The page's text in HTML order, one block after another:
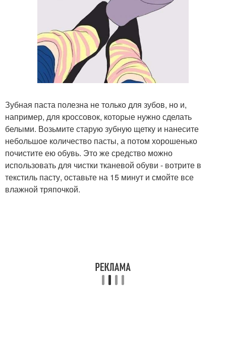
Зубная паста полезна не только для зубов, но и,
например, для кроссовок, которые нужно сделать
белыми. Возьмите старую зубную щетку и нанесите
небольшое количество пасты, а потом хорошенько
почистите ею обувь. Это же средство можно
использовать для чистки тканевой обуви - вотрите в
текстиль пасту, оставьте на 15 минут и смойте все
влажной тряпочкой.